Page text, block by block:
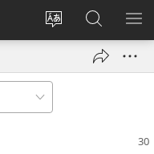
Websitesprache
ändern
Anmelden
(öffnet
Suche